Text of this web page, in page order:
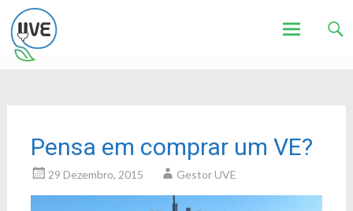
Pensa em comprar um VE?
29 Dezembro, 2015 Gestor UVE